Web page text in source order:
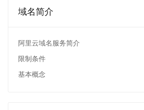
域名简介
阿里云域名服务简介
限制条件
基本概念